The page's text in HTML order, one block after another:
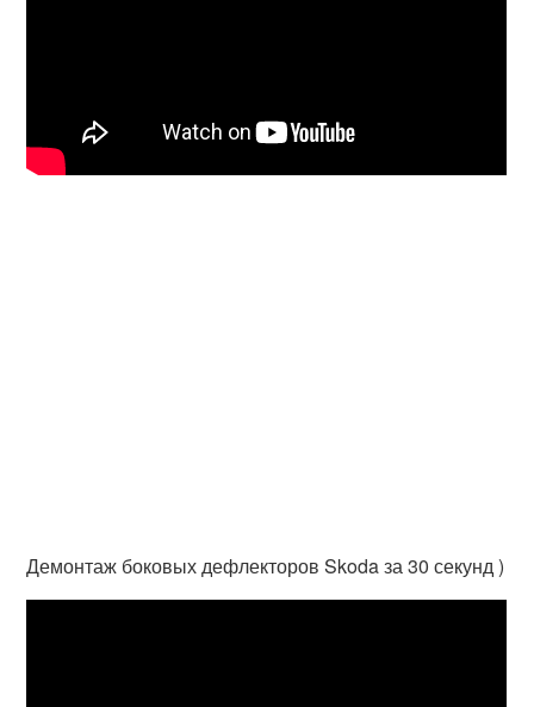
Демонтаж боковых дефлекторов Skoda за 30 секунд )